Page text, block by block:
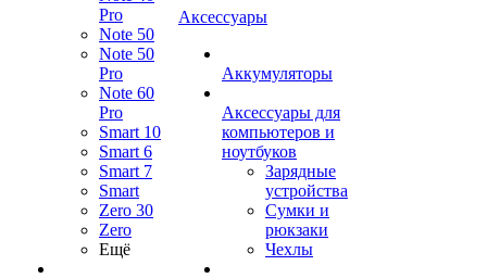
Pro
Note 50
Note 50
Pro
Note 60
Pro
Smart 10
Smart 6
Smart 7
Smart
Zero 30
Zero
Ещё
Аксессуары
Аккумуляторы
Аксессуары для
компьютеров и
ноутбуков
Зарядные
устройства
Сумки и
рюкзаки
Чехлы